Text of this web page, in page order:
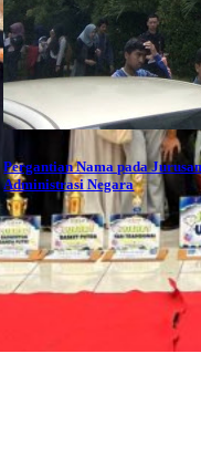
Pergantian Nama pada
Administrasi Negara